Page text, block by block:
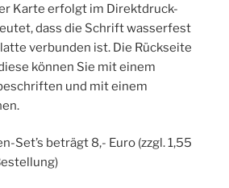
Karte erfolgt im Direktdruck-
dass die Schrift wasserfest
verbunden ist. Die Rückseite
können Sie mit einem
und mit einem
Set’s beträgt 8,- Euro (zzgl. 1,55